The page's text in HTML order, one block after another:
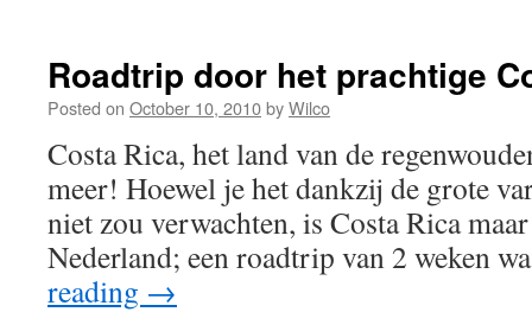
Roadtrip door het prachtige
Posted on October 10, 2010byWilco
Costa Rica, het land van de
meer! Hoewel je het dankzij de grote
niet zou verwachten, is Costa Rica
Nederland; een roadtrip van 2 weken
reading →